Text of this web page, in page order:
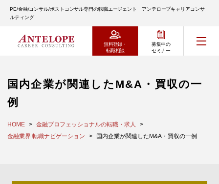
PE/金融/コンサル/ポストコンサル専門の転職エージェント アンテロープキャリアコンサ
ルティング
無料登録・
転職相談
募集中の
セミナー
国内企業が関連したM&A・買収の一
例
HOME
金融プロフェッショナルの転職・求人
金融業界 転職ナビゲーション
国内企業が関連したM&A・買収の一例